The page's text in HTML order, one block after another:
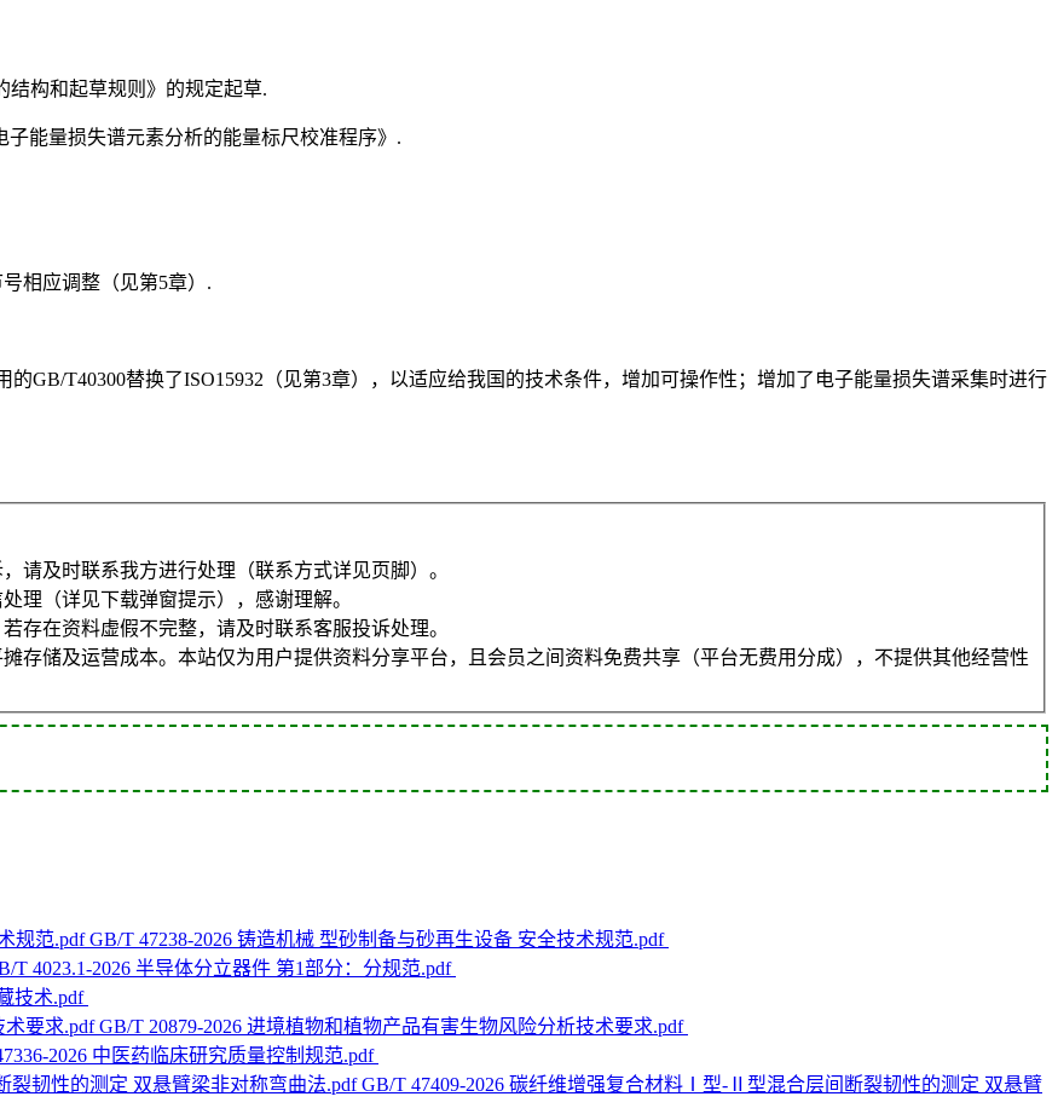
结构和起草规则》的规定起草.
子能量损失谱元素分析的能量标尺校准程序》.
号相应调整（见第5章）.
GB/T40300替换了ISO15932（见第3章），以适应给我国的技术条件，增加可操作性；增加了电子能量损失谱采集时进行
及时联系我方进行处理（联系方式详见页脚）。
理（详见下载弹窗提示），感谢理解。
在资料虚假不完整，请及时联系客服投诉处理。
存储及运营成本。本站仅为用户提供资料分享平台，且会员之间资料免费共享（平台无费用分成），不提供其他经营性
GB/T 47238-2026 铸造机械 型砂制备与砂再生设备 安全技术规范.pdf
T 4023.1-2026 半导体分立器件 第1部分：分规范.pdf
技术.pdf
GB/T 20879-2026 进境植物和植物产品有害生物风险分析技术要求.pdf
2026 中医药临床研究质量控制规范.pdf
GB/T 47409-2026 碳纤维增强复合材料Ⅰ型-Ⅱ型混合层间断裂韧性的测定 双悬臂